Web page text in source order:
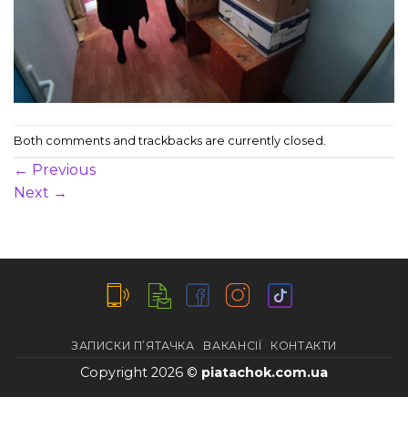
Both comments and trackbacks are currently closed.
← Previous
Next →
ЗАПИСКИ П’ЯТАЧКА ВАКАНСІЇ КОНТАКТИ
Copyright 2026 © piatachok.com.ua